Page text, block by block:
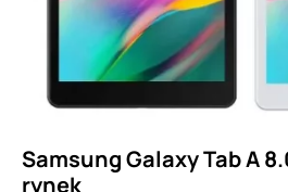
Samsung Galaxy Tab A
rynek